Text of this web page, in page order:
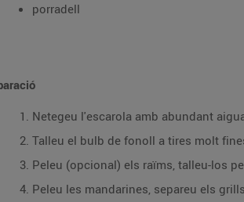
porradell
Netegeu l'escarola amb abundant
Talleu el bulb de fonoll a tires molt
Peleu (opcional) els raïms, talleu-los
Peleu les mandarines, separeu els